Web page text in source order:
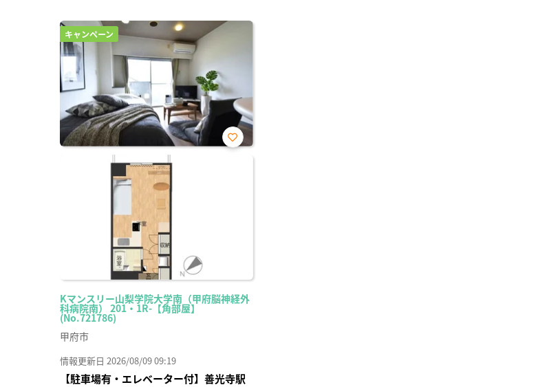
キャンペーン
Kマンスリー山梨学院大学南（甲府脳神経外
科病院南） 201・1R-【角部屋】
(No.721786)
お気
甲府市
情報更新日 2026/08/09 09:19
【駐車場有・エレベーター付】善光寺駅